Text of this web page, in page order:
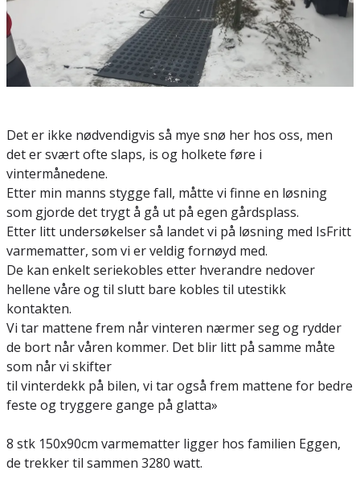
Det er ikke nødvendigvis så mye snø her hos oss, men
det er svært ofte slaps, is og holkete føre i
vintermånedene.
Etter min manns stygge fall, måtte vi finne en løsning
som gjorde det trygt å gå ut på egen gårdsplass.
Etter litt undersøkelser så landet vi på løsning med IsFritt
varmematter, som vi er veldig fornøyd med.
De kan enkelt seriekobles etter hverandre nedover
hellene våre og til slutt bare kobles til utestikk
kontakten.
Vi tar mattene frem når vinteren nærmer seg og rydder
de bort når våren kommer. Det blir litt på samme måte
som når vi skifter
til vinterdekk på bilen, vi tar også frem mattene for bedre
feste og tryggere gange på glatta»
8 stk 150x90cm varmematter ligger hos familien Eggen,
de trekker til sammen 3280 watt.